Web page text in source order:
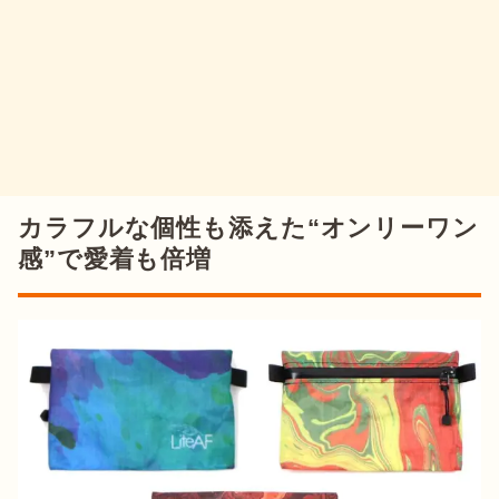
カラフルな個性も添えた“オンリーワン
感”で愛着も倍増